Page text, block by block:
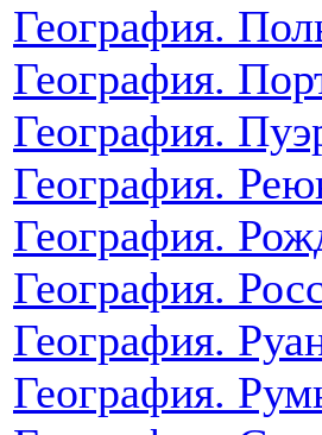
География.
География.
География.
География.
География.
География.
География.
География.